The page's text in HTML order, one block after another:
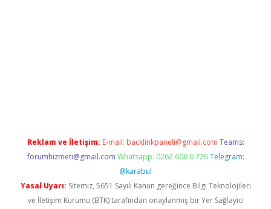
Reklam ve İletişim: E-mail: backlinkpaneli@gmail.com Teams:
forumhizmeti@gmail.com Whatsapp: 0262 606 0 726 Telegram:
@karabul
Yasal Uyarı: Sitemiz, 5651 Sayılı Kanun gereğince Bilgi Teknolojileri
ve İletişim Kurumu (BTK) tarafından onaylanmış bir Yer Sağlayıcı